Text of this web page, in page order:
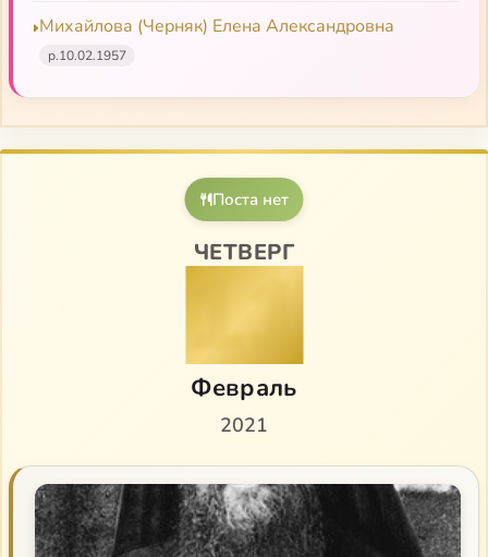
Михайлова (Черняк) Елена Александровна
р.10.02.1957
Поста нет
ЧЕТВЕРГ
11
Февраль
2021